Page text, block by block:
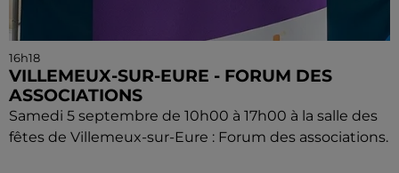
16h18
VILLEMEUX-SUR-EURE - FORUM DES
ASSOCIATIONS
Samedi 5 septembre de 10h00 à 17h00 à la salle des
fêtes de Villemeux-sur-Eure : Forum des associations.